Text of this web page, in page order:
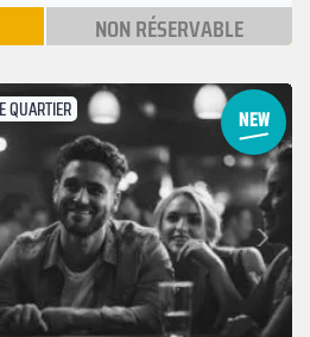
NON RÉSERVABLE
QUARTIER
Suivant